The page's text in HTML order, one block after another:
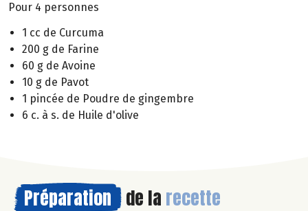
Pour 4 personnes
1 cc de Curcuma
200 g de Farine
60 g de Avoine
10 g de Pavot
1 pincée de Poudre de gingembre
6 c. à s. de Huile d'olive
Préparation de la recette